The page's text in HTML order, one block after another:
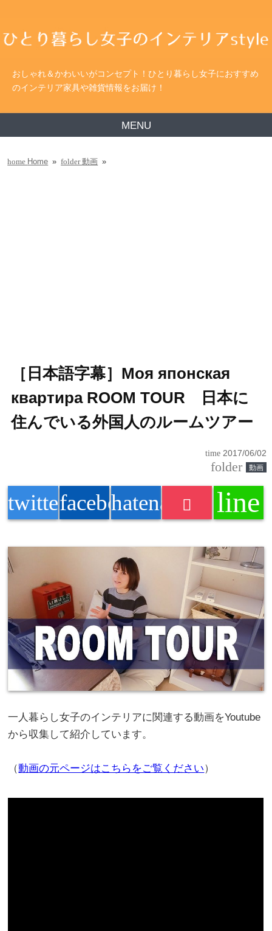
おしゃれ＆かわいいがコンセプト！ひとり暮らし女子におすすめ
のインテリア家具や雑貨情報をお届け！
MENU
home Home » folder動画 »
［日本語字幕］Моя японская
квартира ROOM TOUR 日本に
住んでいる外国人のルームツアー
time 2017/06/02
folder 動画
twitterfacebookhatenabookmark
line
一人暮らし女子のインテリアに関連する動画をYoutube
から収集して紹介しています。
（動画の元ページはこちらをご覧ください）